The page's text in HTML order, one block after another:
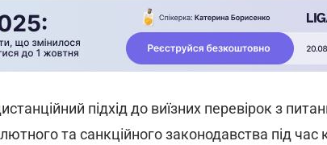
підхід до виїзних перевірок з
та санкційного законодавства під час